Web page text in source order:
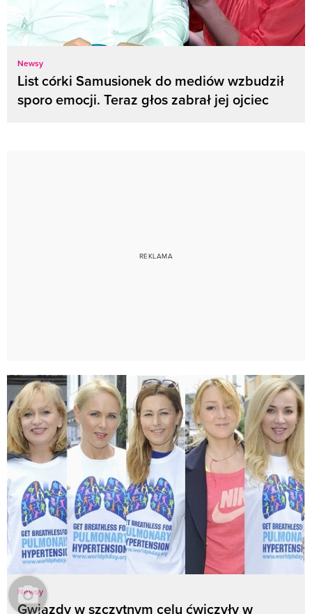
Newsy
List córki Samusionek do mediów wzbudził
sporo emocji. Teraz głos zabrał jej ojciec
Newsy
Gwiazdy w szczytnym celu ćwiczyły w